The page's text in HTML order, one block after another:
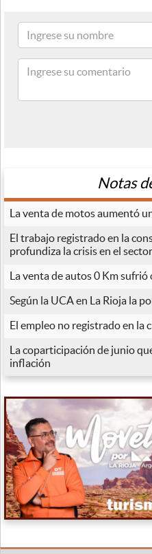
Notas
La venta de motos aumentó
El trabajo registrado en la
profundiza la crisis en el sector
La venta de autos 0 Km
Según la UCA en La Rioja la
El empleo no registrado en la
La coparticipación de junio
inflación